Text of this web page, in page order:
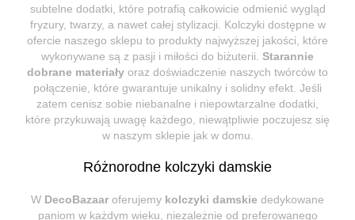
subtelne dodatki, które potrafią całkowicie odmienić wygląd
fryzury, twarzy, a nawet całej stylizacji. Kolczyki dostępne w
ofercie naszego sklepu to produkty najwyższej jakości, które
wykonywane są z pasji i miłości do biżuterii. Starannie
dobrane materiały oraz doświadczenie naszych twórców to
połączenie, które gwarantuje unikalny i solidny efekt. Jeśli
zatem cenisz sobie niebanalne i niepowtarzalne dodatki,
które przykuwają uwagę każdego, niewątpliwie poczujesz się
w naszym sklepie jak w domu.
Różnorodne kolczyki damskie
W DecoBazaar oferujemy kolczyki damskie dedykowane
paniom w każdym wieku, niezależnie od preferowanego